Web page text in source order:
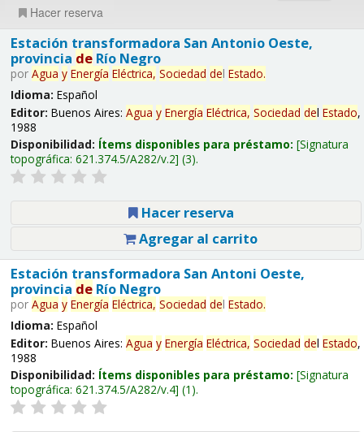
Hacer reserva
Estación transformadora San Antonio Oeste,
provincia deRío Negro
por Agua y Energía Eléctrica, Sociedad del Estado.
Idioma: Español
Editor: Buenos Aires: Agua y Energía Eléctrica, Sociedad del Estado,
1988
Disponibilidad: Ítems disponibles para préstamo: Signatura
topográfica: 621.374.5/A282/v.2 (3).
Hacer reserva
Agregar al carrito
Estación transformadora San Antoni Oeste,
provincia deRío Negro
por Agua y Energía Eléctrica, Sociedad del Estado.
Idioma: Español
Editor: Buenos Aires: Agua y Energía Eléctrica, Sociedad del Estado,
1988
Disponibilidad: Ítems disponibles para préstamo: Signatura
topográfica: 621.374.5/A282/v.4 (1).